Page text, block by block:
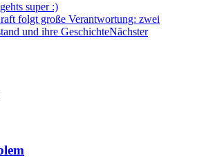
super :)
folgt große Verantwortung: zwei
und ihre GeschichteNächster